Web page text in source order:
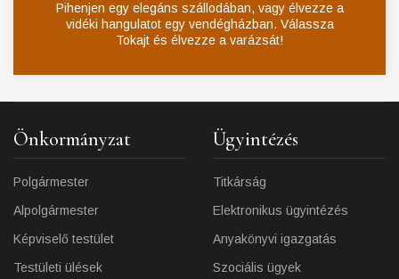
Pihenjen egy elegáns szállodában, vagy élvezze a
vidéki hangulatot egy vendégházban. Válassza
Tokajt és élvezze a varázsát!
Önkormányzat
Polgármester
Alpolgármester
Képviselő testület
Testületi ülések
Ügyintézés
Titkárság
Elektronikus ügyintézés
Anyakönyvi igazgatás
Szociális ügyek